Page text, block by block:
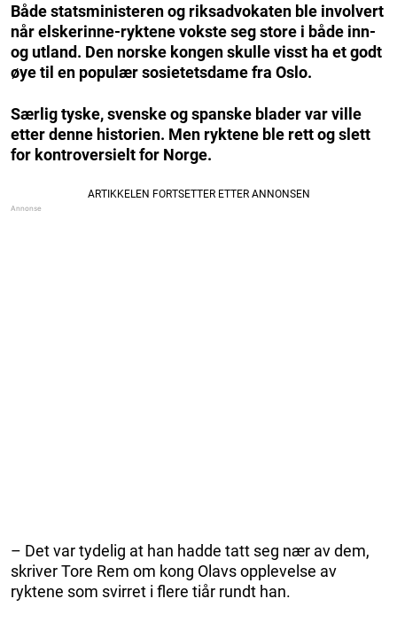
Både statsministeren og riksadvokaten ble involvert
når elskerinne-ryktene vokste seg store i både inn-
og utland. Den norske kongen skulle visst ha et godt
øye til en populær sosietetsdame fra Oslo.
Særlig tyske, svenske og spanske blader var ville
etter denne historien. Men ryktene ble rett og slett
for kontroversielt for Norge.
– Det var tydelig at han hadde tatt seg nær av dem,
skriver Tore Rem om kong Olavs opplevelse av
ryktene som svirret i flere tiår rundt han.